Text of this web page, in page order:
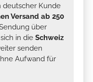
deutscher Kunde
Versand ab 250
über
in die Schweiz
senden
Aufwand für